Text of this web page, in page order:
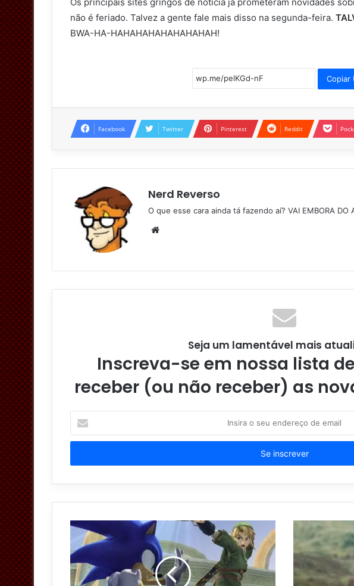
não é feriado. Talvez a gente fale mais disso na segunda-feira.
BWA-HA-HAHAHAHAHAHAHAHAH!
Copiar
Facebook Twitter Pinterest Reddit
Nerd Reverso
O que esse cara ainda tá fazendo aí? VAI EMBORA DO
s
i
Seja um lamentável mais
Inscreva-se em nossa lista
receber (ou não receber) as
s
r
s
u
n
d
e